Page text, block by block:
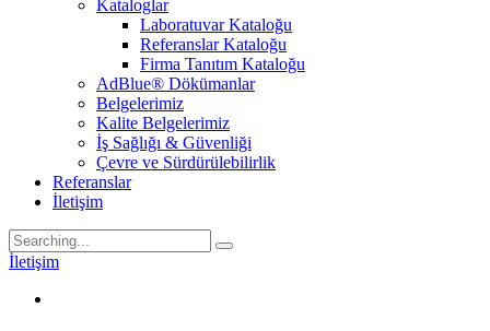
Kataloglar
Laboratuvar Kataloğu
Referanslar Kataloğu
Firma Tanıtım Kataloğu
AdBlue® Dökümanlar
Belgelerimiz
Kalite Belgelerimiz
İş Sağlığı & Güvenliği
Çevre ve Sürdürülebilirlik
Referanslar
İletişim
Search
for:
İletişim